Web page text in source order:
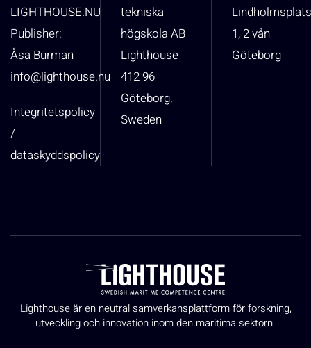
LIGHTHOUSE.NU
Publisher:
Åsa Burman
info@lighthouse.nu
Integritetspolicy
/
dataskyddspolicy
tekniska
högskola AB
Lighthouse
412 96
Göteborg,
Sweden
1, 2 vån
Göteborg
Lighthouse är en neutral samverkansplattform för forskning,
utveckling och innovation inom den maritima sektorn.